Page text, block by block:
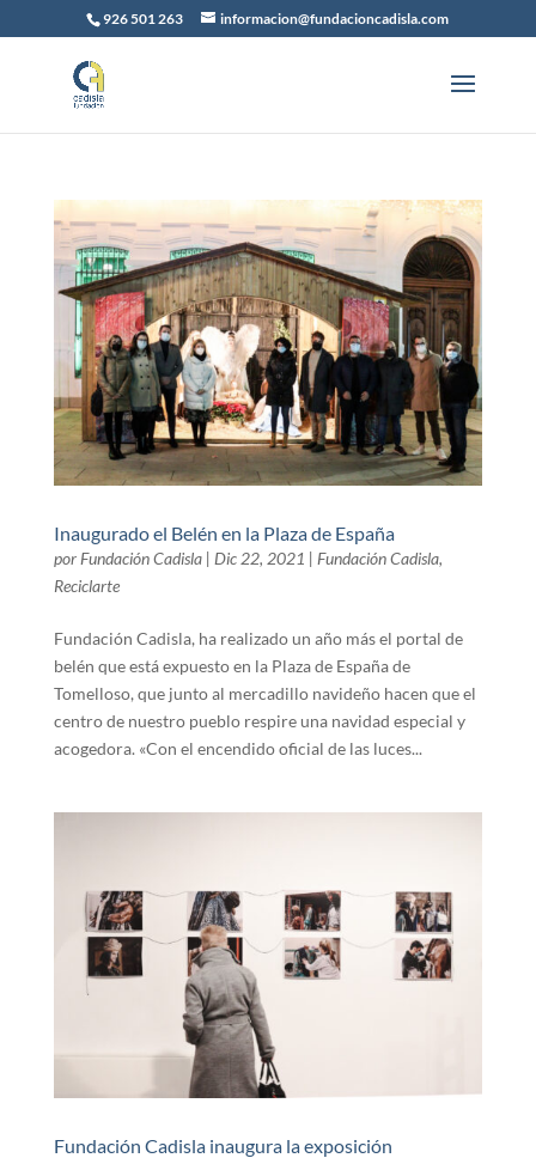
926 501 263 informacion@fundacioncadisla.com
Inaugurado el Belén en la Plaza de España
por Fundación Cadisla| Dic 22, 2021 | Fundación Cadisla,
Reciclarte
Fundación Cadisla, ha realizado un año más el portal de
belén que está expuesto en la Plaza de España de
Tomelloso, que junto al mercadillo navideño hacen que el
centro de nuestro pueblo respire una navidad especial y
acogedora. «Con el encendido oficial de las luces...
Fundación Cadisla inaugura la exposición